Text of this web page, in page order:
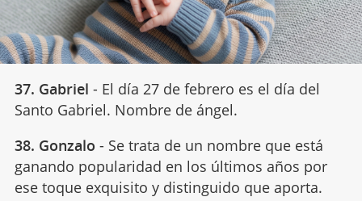
37. Gabriel - El día 27 de febrero es el día del
Santo Gabriel. Nombre de ángel.
38. Gonzalo - Se trata de un nombre que está
ganando popularidad en los últimos años por
ese toque exquisito y distinguido que aporta.